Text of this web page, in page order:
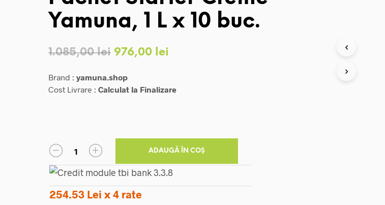
Yamuna, 1 L x 10 buc.
1.085,00lei Prețul
a
976,00 lei
este:
Brand : yamuna.shop
Cost Livrare : Calculat la Finalizare
ADAUGĂ ÎN COȘ
254.53 Lei x 4 rate